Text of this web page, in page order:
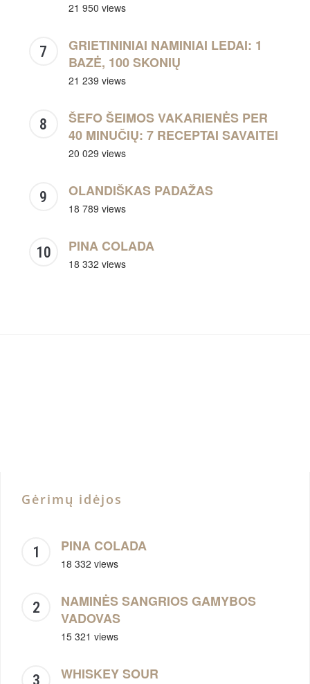
21 950 views
GRIETININIAI NAMINIAI LEDAI: 1
BAZĖ, 100 SKONIŲ
21 239 views
ŠEFO ŠEIMOS VAKARIENĖS PER
40 MINUČIŲ: 7 RECEPTAI SAVAITEI
20 029 views
OLANDIŠKAS PADAŽAS
18 789 views
PINA COLADA
18 332 views
Gėrimų idėjos
PINA COLADA
18 332 views
NAMINĖS SANGRIOS GAMYBOS
VADOVAS
15 321 views
WHISKEY SOUR